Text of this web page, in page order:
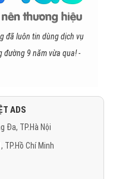
đã luôn tin dùng dịch vụ
đường 9 năm vừa qua! -
ADS
Đa, TP.Hà Nội
TP.Hồ Chí Minh